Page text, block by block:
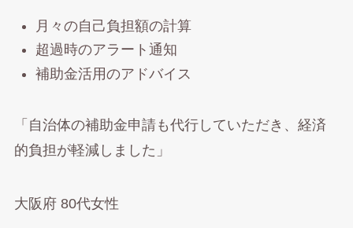
月々の自己負担額の計算
超過時のアラート通知
補助金活用のアドバイス
「自治体の補助金申請も代行していただき、経済
的負担が軽減しました」
大阪府 80代女性